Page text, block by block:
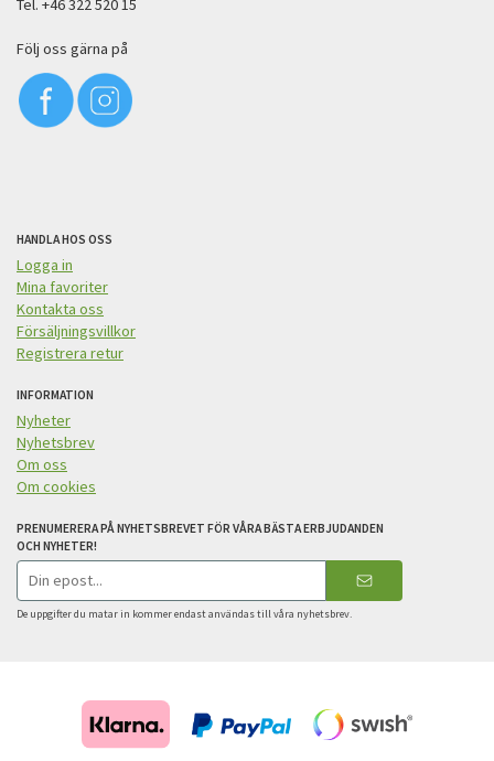
Tel. +46 322 520 15
Följ oss gärna på
HANDLA HOS OSS
Logga in
Mina favoriter
Kontakta oss
Försäljningsvillkor
Registrera retur
INFORMATION
Nyheter
Nyhetsbrev
Om oss
Om cookies
PRENUMERERA PÅ NYHETSBREVET FÖR VÅRA BÄSTA ERBJUDANDEN
OCH NYHETER!
E-
postadress
De uppgifter du matar in kommer endast användas till våra nyhetsbrev.